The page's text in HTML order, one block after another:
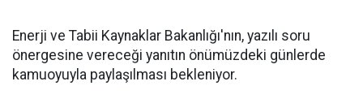
Enerji ve Tabii Kaynaklar Bakanlığı'nın, yazılı soru
önergesine vereceği yanıtın önümüzdeki günlerde
kamuoyuyla paylaşılması bekleniyor.